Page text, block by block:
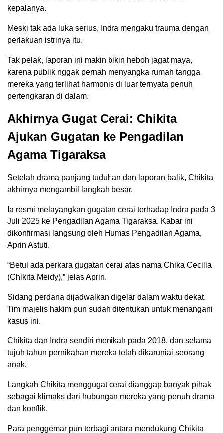
kepalanya.
Meski tak ada luka serius, Indra mengaku trauma dengan
perlakuan istrinya itu.
Tak pelak, laporan ini makin bikin heboh jagat maya,
karena publik nggak pernah menyangka rumah tangga
mereka yang terlihat harmonis di luar ternyata penuh
pertengkaran di dalam.
Akhirnya Gugat Cerai: Chikita
Ajukan Gugatan ke Pengadilan
Agama Tigaraksa
Setelah drama panjang tuduhan dan laporan balik, Chikita
akhirnya mengambil langkah besar.
Ia resmi melayangkan gugatan cerai terhadap Indra pada 3
Juli 2025 ke Pengadilan Agama Tigaraksa. Kabar ini
dikonfirmasi langsung oleh Humas Pengadilan Agama,
Aprin Astuti.
“Betul ada perkara gugatan cerai atas nama Chika Cecilia
(Chikita Meidy),” jelas Aprin.
Sidang perdana dijadwalkan digelar dalam waktu dekat.
Tim majelis hakim pun sudah ditentukan untuk menangani
kasus ini.
Chikita dan Indra sendiri menikah pada 2018, dan selama
tujuh tahun pernikahan mereka telah dikaruniai seorang
anak.
Langkah Chikita menggugat cerai dianggap banyak pihak
sebagai klimaks dari hubungan mereka yang penuh drama
dan konflik.
Para penggemar pun terbagi antara mendukung Chikita